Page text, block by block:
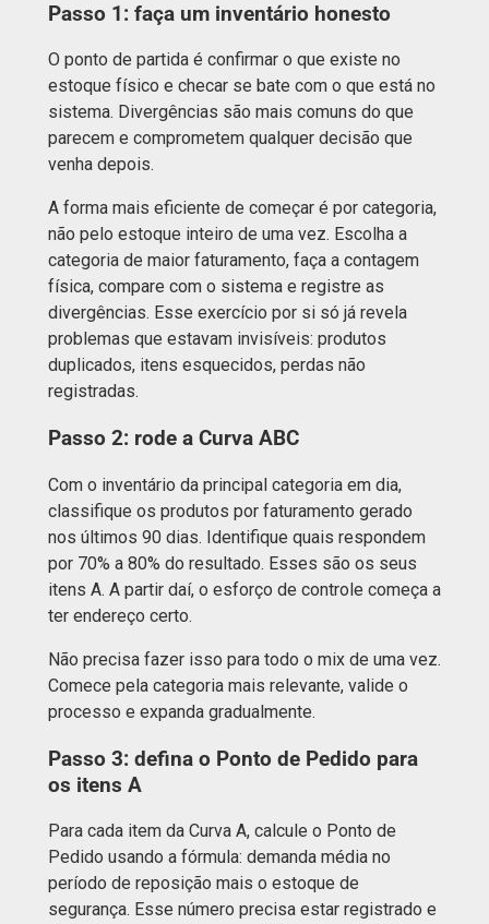
Passo 1: faça um inventário honesto
O ponto de partida é confirmar o que existe no
estoque físico e checar se bate com o que está no
sistema. Divergências são mais comuns do que
parecem e comprometem qualquer decisão que
venha depois.
A forma mais eficiente de começar é por categoria,
não pelo estoque inteiro de uma vez. Escolha a
categoria de maior faturamento, faça a contagem
física, compare com o sistema e registre as
divergências. Esse exercício por si só já revela
problemas que estavam invisíveis: produtos
duplicados, itens esquecidos, perdas não
registradas.
Passo 2: rode a Curva ABC
Com o inventário da principal categoria em dia,
classifique os produtos por faturamento gerado
nos últimos 90 dias. Identifique quais respondem
por 70% a 80% do resultado. Esses são os seus
itens A. A partir daí, o esforço de controle começa a
ter endereço certo.
Não precisa fazer isso para todo o mix de uma vez.
Comece pela categoria mais relevante, valide o
processo e expanda gradualmente.
Passo 3: defina o Ponto de Pedido para
os itens A
Para cada item da Curva A, calcule o Ponto de
Pedido usando a fórmula: demanda média no
período de reposição mais o estoque de
segurança. Esse número precisa estar registrado e